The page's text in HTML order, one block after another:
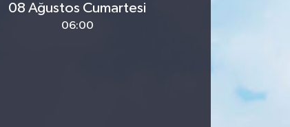
08 Ağustos Cumartesi
06:00